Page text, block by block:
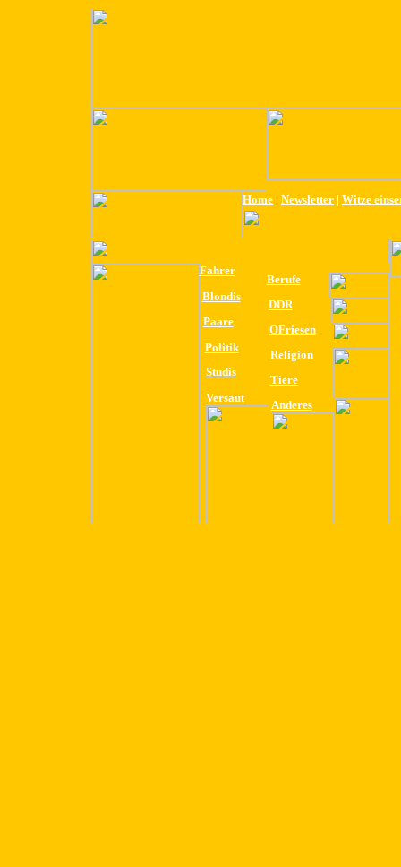
Home | Newsletter | Witze
Fahrer
Berufe
Blondis
DDR
Paare
OFriesen
Politik
Religion
Studis
Tiere
Versaut
Anderes